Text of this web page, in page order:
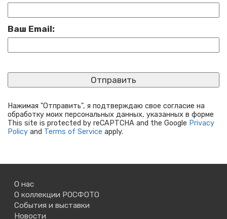
Ваш Email:
Нажимая "Отправить", я подтверждаю свое согласие на
обработку моих персональных данных, указанных в форме
This site is protected by reCAPTCHA and the Google Privacy
Policy and Terms of Service apply.
О нас
О коллекции РОСФОТО
События и выставки
Новости